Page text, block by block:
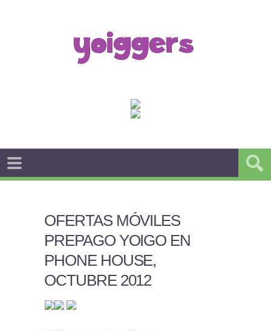
OFERTAS MÓVILES
PREPAGO YOIGO EN
PHONE HOUSE,
OCTUBRE 2012